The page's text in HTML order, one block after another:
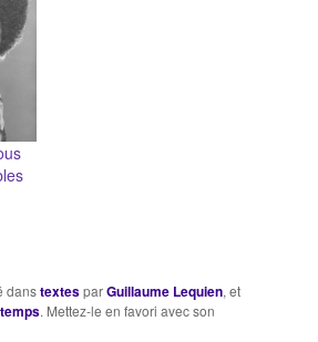
danstextesparGuillaume Lequien, et
temps. Mettez-le en favori avec son